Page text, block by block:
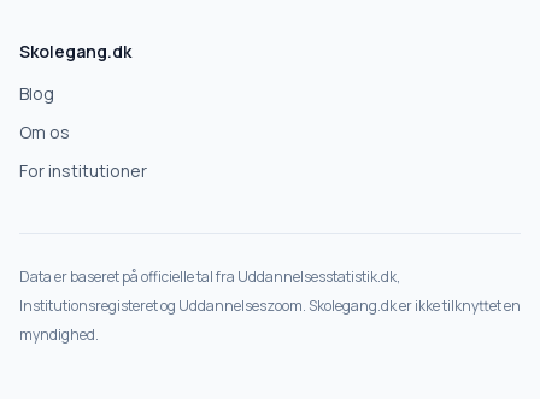
Skolegang.dk
Blog
Om os
For institutioner
Data er baseret på officielle tal fra Uddannelsesstatistik.dk,
Institutionsregisteret og Uddannelseszoom. Skolegang.dk er ikke tilknyttet en
myndighed.